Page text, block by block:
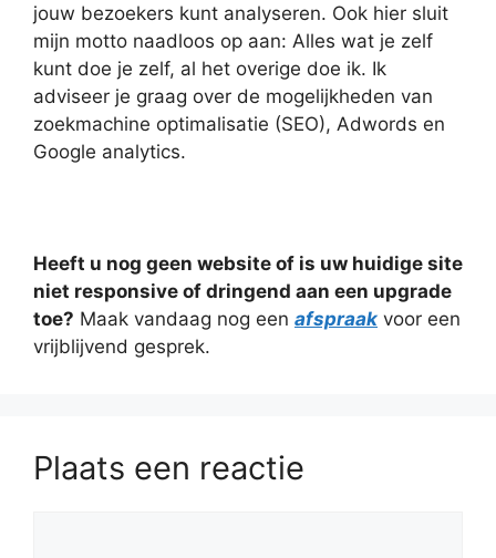
jouw bezoekers kunt analyseren. Ook hier sluit
mijn motto naadloos op aan: Alles wat je zelf
kunt doe je zelf, al het overige doe ik. Ik
adviseer je graag over de mogelijkheden van
zoekmachine optimalisatie (SEO), Adwords en
Google analytics.
Heeft u nog geen website of is uw huidige site
niet responsive of dringend aan een upgrade
toe? Maak vandaag nog een afspraak voor een
vrijblijvend gesprek.
Plaats een reactie